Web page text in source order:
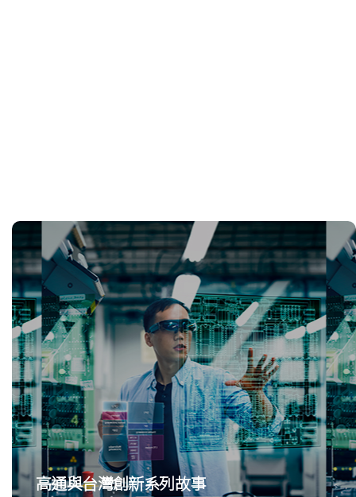
高通與台灣創新系列故事